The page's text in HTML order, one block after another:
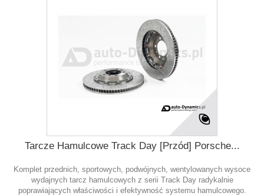
Tarcze Hamulcowe Track Day [Przód] Porsche...
Komplet przednich, sportowych, podwójnych, wentylowanych wysoce
wydajnych tarcz hamulcowych z serii Track Day radykalnie
poprawiających właściwości i efektywność systemu hamulcowego.